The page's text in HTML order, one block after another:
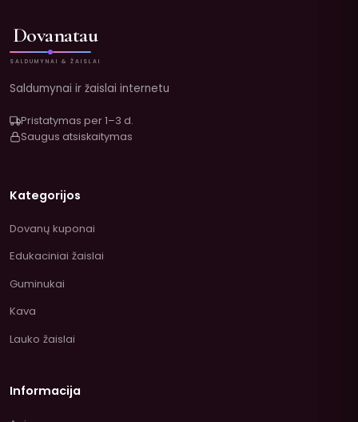
Dovanatau
SALDUMYNAI & ŽAISLAI
Saldumynai ir žaislai internetu
Pristatymas per 1–3 d.
Saugus atsiskaitymas
Kategorijos
Dovanų kuponai
Edukaciniai žaislai
Guminukai
Kava
Lauko žaislai
Informacija